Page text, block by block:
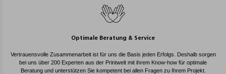
Optimale Beratung & Service
Vertrauensvolle Zusammenarbeit ist für uns die Basis jeden Erfolgs. Deshalb sorgen
bei uns über 200 Experten aus der Printwelt mit ihrem Know-how für optimale
Beratung und unterstützen Sie kompetent bei allen Fragen zu Ihrem Projekt.